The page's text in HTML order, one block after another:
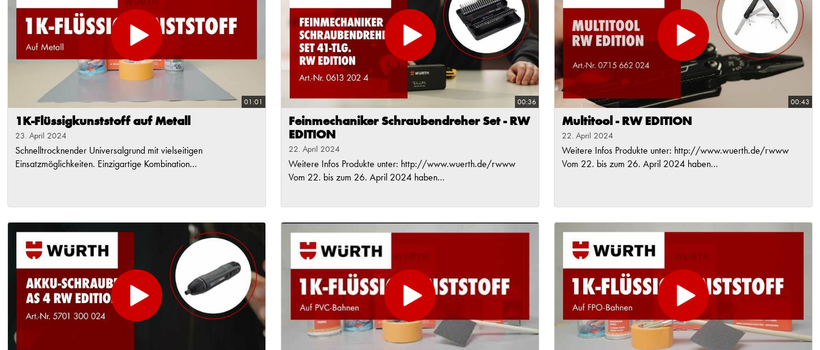
01:01
1K-Flüssigkunststoff auf Metall
23. April 2024
Schnelltrocknender Universalgrund mit vielseitigen
Einsatzmöglichkeiten. Einzigartige Kombination...
00:36
Feinmechaniker Schraubendreher Set - RW
EDITION
22. April 2024
Weitere Infos Produkte unter: http://www.wuerth.de/rwww
Vom 22. bis zum 26. April 2024 haben...
00:43
Multitool - RW EDITION
22. April 2024
Weitere Infos Produkte unter: http://www.wuerth.de/rwww
Vom 22. bis zum 26. April 2024 haben...